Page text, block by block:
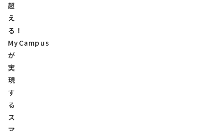
超
え
る！
MyCampus
が
実
現
す
る
ス